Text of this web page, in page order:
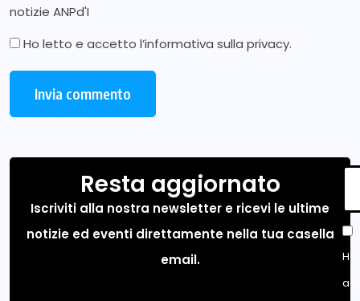
notizie ANPd'I
Ho letto e accetto l’informativa sulla privacy.
Resta aggiornato
Iscriviti alla nostra newsletter e ricevi le ultime
notizie ed eventi direttamente nella tua casella
email.